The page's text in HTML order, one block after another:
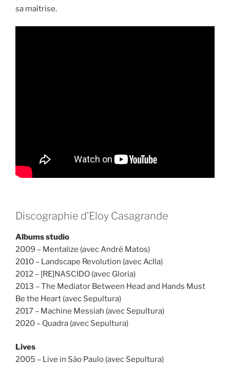
sa maîtrise.
Discographie d’Eloy Casagrande
Albums studio
2009 – Mentalize (avec André Matos)
2010 – Landscape Revolution (avec Aclla)
2012 – [RE]NASCIDO (avec Gloria)
2013 – The Mediator Between Head and Hands Must
Be the Heart (avec Sepultura)
2017 – Machine Messiah (avec Sepultura)
2020 – Quadra (avec Sepultura)
Lives
2005 – Live in São Paulo (avec Sepultura)